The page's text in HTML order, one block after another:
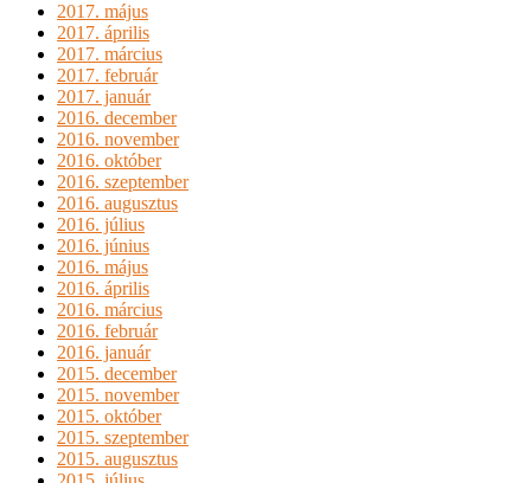
2017. május
2017. április
2017. március
2017. február
2017. január
2016. december
2016. november
2016. október
2016. szeptember
2016. augusztus
2016. július
2016. június
2016. május
2016. április
2016. március
2016. február
2016. január
2015. december
2015. november
2015. október
2015. szeptember
2015. augusztus